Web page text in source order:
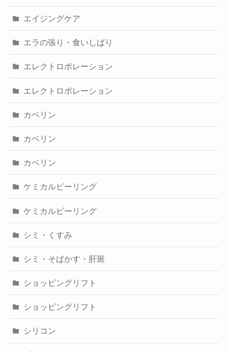
エイジングケア
エラの張り・食いしばり
エレクトロポレーション
エレクトロポレーション
カベリン
カベリン
カベリン
ケミカルピーリング
ケミカルピーリング
シミ・くすみ
シミ・そばかす・肝斑
ショッピングリフト
ショッピングリフト
シリコン